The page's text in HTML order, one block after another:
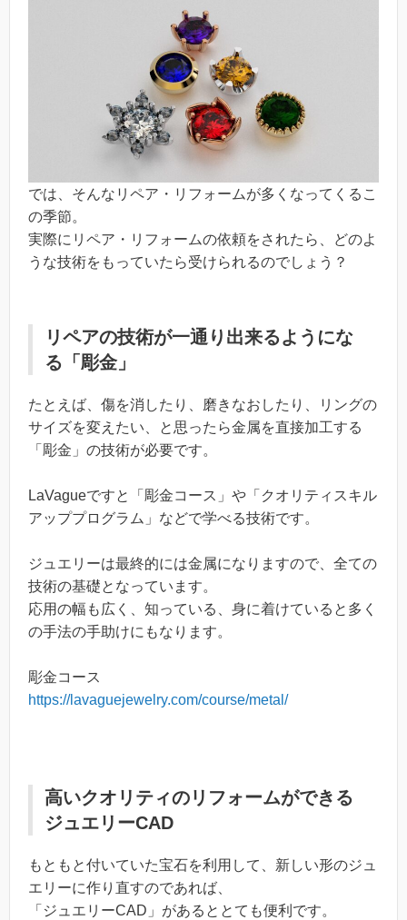
では、そんなリペア・リフォームが多くなってくるこ
の季節。
実際にリペア・リフォームの依頼をされたら、どのよ
うな技術をもっていたら受けられるのでしょう？
リペアの技術が一通り出来るようにな
る「彫金」
たとえば、傷を消したり、磨きなおしたり、リングの
サイズを変えたい、と思ったら金属を直接加工する
「彫金」の技術が必要です。
LaVagueですと「彫金コース」や「クオリティスキル
アッププログラム」などで学べる技術です。
ジュエリーは最終的には金属になりますので、全ての
技術の基礎となっています。
応用の幅も広く、知っている、身に着けていると多く
の手法の手助けにもなります。
彫金コース
https://lavaguejewelry.com/course/metal/
高いクオリティのリフォームができる
ジュエリーCAD
もともと付いていた宝石を利用して、新しい形のジュ
エリーに作り直すのであれば、
「ジュエリーCAD」があるととても便利です。